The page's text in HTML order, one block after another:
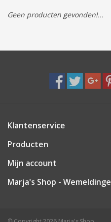
Tassen/Portemonnee
Boeken
Speelgoed & hobby
Cadeau & feest
Contact/Locatie
Geen producten gevonden!...
Klantenservice
Producten
Mijn account
Marja's Shop - Wemeldinge